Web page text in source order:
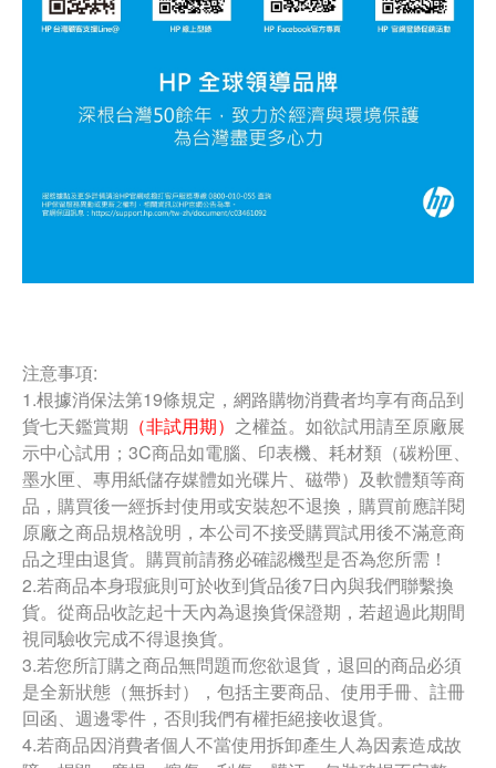
注意事項:
1.根據消保法第19條規定，網路購物消費者均享有商品到
貨七天鑑賞期 （非試用期） 之權益。如欲試用請至原廠展
示中心試用；3C商品如電腦、印表機、耗材類（碳粉匣、
墨水匣、專用紙儲存媒體如光碟片、磁帶）及軟體類等商
品，購買後一經拆封使用或安裝恕不退換，購買前應詳閱
原廠之商品規格說明，本公司不接受購買試用後不滿意商
品之理由退貨。購買前請務必確認機型是否為您所需！
2.若商品本身瑕疵則可於收到貨品後7日內與我們聯繫換
貨。從商品收訖起十天內為退換貨保證期，若超過此期間
視同驗收完成不得退換貨。
3.若您所訂購之商品無問題而您欲退貨，退回的商品必須
是全新狀態（無拆封），包括主要商品、使用手冊、註冊
回函、週邊零件，否則我們有權拒絕接收退貨。
4.若商品因消費者個人不當使用拆卸產生人為因素造成故